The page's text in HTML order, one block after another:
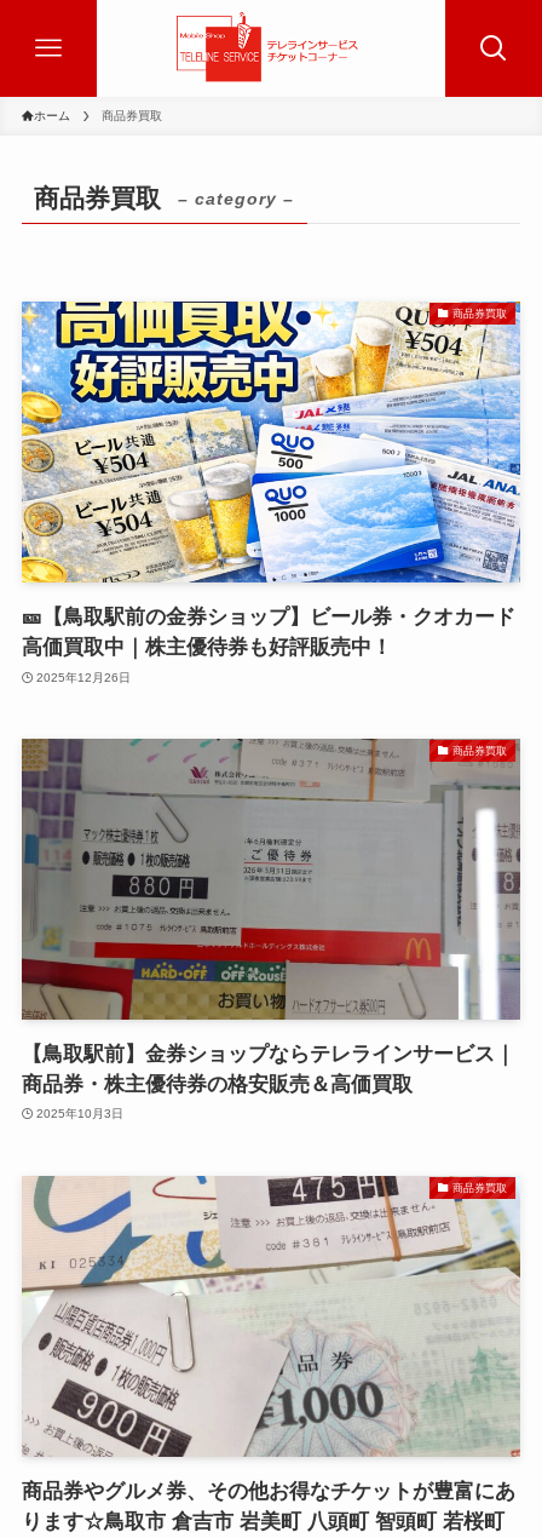
ホーム 商品券買取
商品券買取 – category –
商品券買取
🎫【鳥取駅前の金券ショップ】ビール券・クオカード
高価買取中｜株主優待券も好評販売中！
2025年12月26日
商品券買取
【鳥取駅前】金券ショップならテレラインサービス｜
商品券・株主優待券の格安販売＆高価買取
2025年10月3日
商品券買取
商品券やグルメ券、その他お得なチケットが豊富にあ
ります☆鳥取市 倉吉市 岩美町 八頭町 智頭町 若桜町